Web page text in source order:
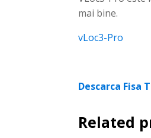
mai bine.
vLoc3-Pro
Descarca Fisa
Related